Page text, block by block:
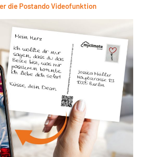
die Postando Videofunktion